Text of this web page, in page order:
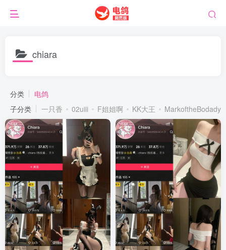
chiara
分类
电鸽
子分类
一只香 02uiii F姐姐啊 KK大王 MarkoftheBodady